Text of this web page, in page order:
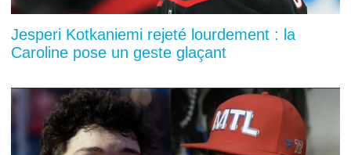
Jesperi Kotkaniemi rejeté lourdement : la
Caroline pose un geste glaçant